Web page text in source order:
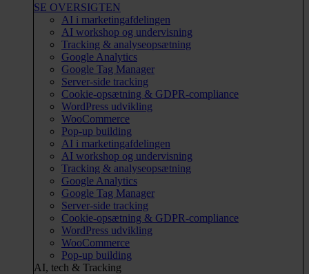
SE OVERSIGTEN
AI i marketingafdelingen
AI workshop og undervisning
Tracking & analyseopsætning
Google Analytics
Google Tag Manager
Server-side tracking
Cookie-opsætning & GDPR-compliance
WordPress udvikling
WooCommerce
Pop-up building
AI i marketingafdelingen
AI workshop og undervisning
Tracking & analyseopsætning
Google Analytics
Google Tag Manager
Server-side tracking
Cookie-opsætning & GDPR-compliance
WordPress udvikling
WooCommerce
Pop-up building
AI, tech & Tracking